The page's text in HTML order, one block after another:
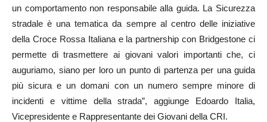
un comportamento non responsabile alla guida. La Sicurezza
stradale è una tematica da sempre al centro delle iniziative
della Croce Rossa Italiana e la partnership con Bridgestone ci
permette di trasmettere ai giovani valori importanti che, ci
auguriamo, siano per loro un punto di partenza per una guida
più sicura e un domani con un numero sempre minore di
incidenti e vittime della strada”, aggiunge Edoardo Italia,
Vicepresidente e Rappresentante dei Giovani della CRI.